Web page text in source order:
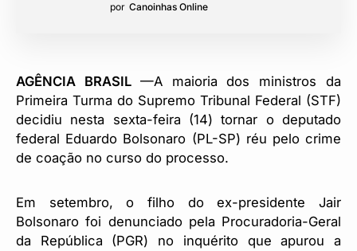
por Canoinhas Online
AGÊNCIA BRASIL —A maioria dos ministros da
Primeira Turma do Supremo Tribunal Federal (STF)
decidiu nesta sexta-feira (14) tornar o deputado
federal Eduardo Bolsonaro (PL-SP) réu pelo crime
de coação no curso do processo.
Em setembro, o filho do ex-presidente Jair
Bolsonaro foi denunciado pela Procuradoria-Geral
da República (PGR) no inquérito que apurou a